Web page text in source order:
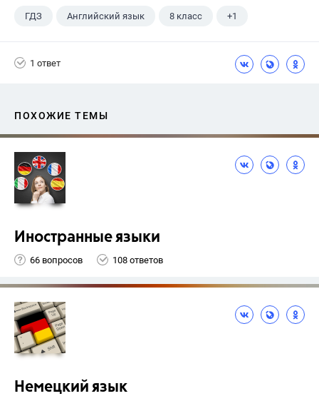
ГДЗ Английский язык 8 класс +1
1 ответ
ПОХОЖИЕ ТЕМЫ
Иностранные языки
66 вопросов 108 ответов
Немецкий язык